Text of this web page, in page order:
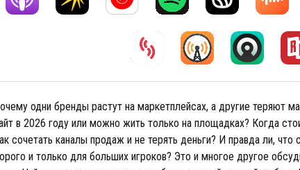
одни бренды растут на маркетплейсах, а другие теряют
в 2026 году или можно жить только на площадках? Когда
сочетать каналы продаж и не терять деньги? И правда ли,
и только для больших игроков? Это и многое другое